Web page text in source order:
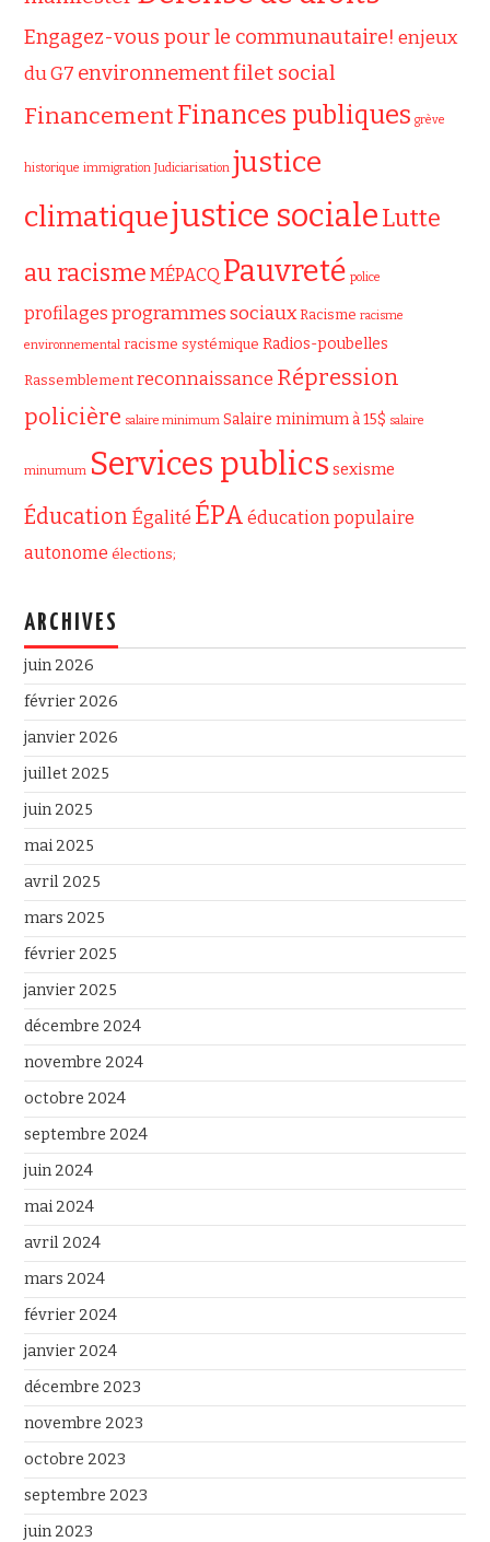
Engagez-vous pour le communautaire! enjeux
du G7 environnementfilet social
FinancementFinances publiques grève
historique immigration Judiciarisation justice
climatiquejustice socialeLutte
au racisme MÉPACQ Pauvreté police
profilages programmes sociaux Racisme racisme
environnemental racisme systémique Radios-poubelles
Rassemblement reconnaissance Répression
policière salaire minimum Salaire minimum à 15$ salaire
minumum Services publics sexisme
Éducation Égalité ÉPA éducation populaire
autonome élections;
ARCHIVES
juin 2026
février 2026
janvier 2026
juillet 2025
juin 2025
mai 2025
avril 2025
mars 2025
février 2025
janvier 2025
décembre 2024
novembre 2024
octobre 2024
septembre 2024
juin 2024
mai 2024
avril 2024
mars 2024
février 2024
janvier 2024
décembre 2023
novembre 2023
octobre 2023
septembre 2023
juin 2023